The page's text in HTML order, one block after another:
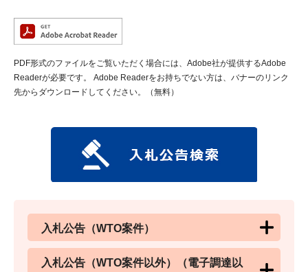
PDF形式のファイルをご覧いただく場合には、Adobe社が提供するAdobe
Readerが必要です。
Adobe Readerをお持ちでない方は、バナーのリンク
先からダウンロードしてください。（無料）
入札公告（WTO案件）
入札公告（WTO案件以外）（電子調達以